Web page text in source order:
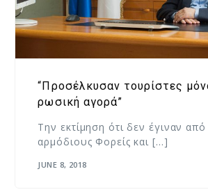
“Προσέλκυσαν τουρίστες
ρωσική αγορά”
Την εκτίμηση ότι δεν έγιναν από
αρμόδιους Φορείς και […]
JUNE 8, 2018